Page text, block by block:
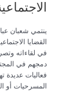
ينتمي شعبان
القضايا
في لقاءاته
دمجهم في
فعاليات عديدة
المسرحيات أو